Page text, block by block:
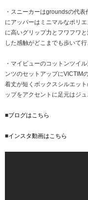
・スニーカーはgroundsの代
にアッパーはミニマルなポリ
に高いグリップ力とフワフワ
した感触がどこまでも歩いて行
・マイビューのコットンツイ
ンツのセットアップにVICTIM
着丈が短くボックスシルエッ
ップをアクセントに足元はジ
■ブログはこちら
■インスタ動画はこちら